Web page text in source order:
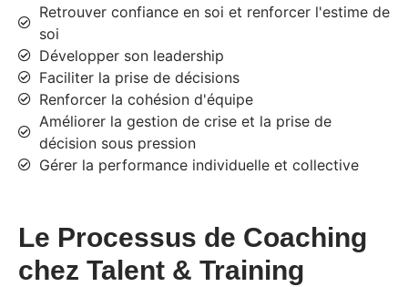
Retrouver confiance en soi et renforcer l'estime de
soi
Développer son leadership
Faciliter la prise de décisions
Renforcer la cohésion d'équipe
Améliorer la gestion de crise et la prise de
décision sous pression
Gérer la performance individuelle et collective
Le Processus de Coaching
chez Talent & Training